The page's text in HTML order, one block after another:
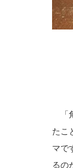
「
たこ
マで
るの